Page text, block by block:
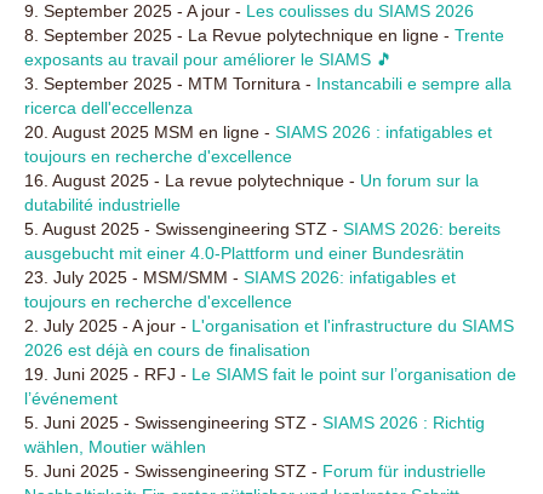
9. September 2025 - A jour - Les coulisses du SIAMS 2026
8. September 2025 - La Revue polytechnique en ligne - Trente
exposants au travail pour améliorer le SIAMS 🎵
3. September 2025 - MTM Tornitura - Instancabili e sempre alla
ricerca dell'eccellenza
20. August 2025 MSM en ligne - SIAMS 2026 : infatigables et
toujours en recherche d'excellence
16. August 2025 - La revue polytechnique - Un forum sur la
dutabilité industrielle
5. August 2025 - Swissengineering STZ - SIAMS 2026: bereits
ausgebucht mit einer 4.0-Plattform und einer Bundesrätin
23. July 2025 - MSM/SMM - SIAMS 2026: infatigables et
toujours en recherche d'excellence
2. July 2025 - A jour - L'organisation et l'infrastructure du SIAMS
2026 est déjà en cours de finalisation
19. Juni 2025 - RFJ - Le SIAMS fait le point sur l’organisation de
l’événement
5. Juni 2025 - Swissengineering STZ - SIAMS 2026 : Richtig
wählen, Moutier wählen
5. Juni 2025 - Swissengineering STZ - Forum für industrielle